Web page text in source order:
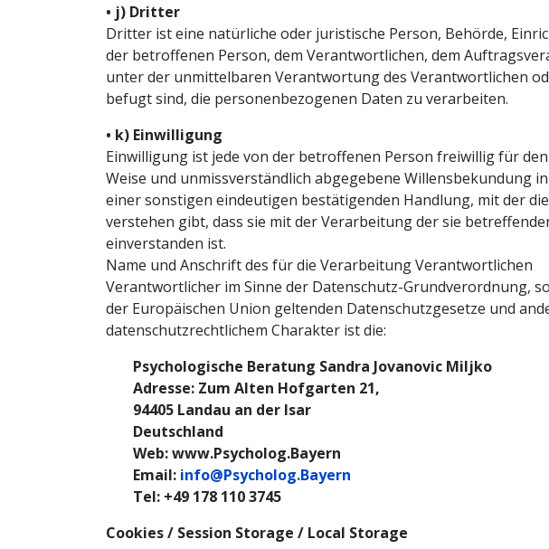
• j) Dritter
Dritter ist eine natürliche oder juristische Person, Behörde,
der betroffenen Person, dem Verantwortlichen, dem
unter der unmittelbaren Verantwortung des Verantwortlichen
befugt sind, die personenbezogenen Daten zu verarbeiten.
• k) Einwilligung
Einwilligung ist jede von der betroffenen Person freiwillig für
Weise und unmissverständlich abgegebene Willensbekundung
einer sonstigen eindeutigen bestätigenden Handlung, mit der
verstehen gibt, dass sie mit der Verarbeitung der sie
einverstanden ist.
Name und Anschrift des für die Verarbeitung Verantwortlichen
Verantwortlicher im Sinne der Datenschutz-Grundverordnung,
der Europäischen Union geltenden Datenschutzgesetze und
datenschutzrechtlichem Charakter ist die:
Psychologische Beratung Sandra Jovanovic Miljko
Adresse: Zum Alten Hofgarten 21,
94405 Landau an der Isar
Deutschland
Web: www.Psycholog.Bayern
Email: info@Psycholog.Bayern
Tel: +49 178 110 3745
Cookies / Session Storage / Local Storage